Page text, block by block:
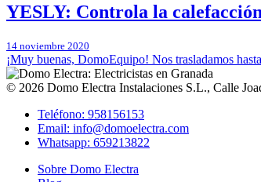
YESLY: Controla la
14 noviembre 2020
¡Muy buenas, DomoEquipo! Nos trasladamos
© 2026 Domo Electra Instalaciones S.L., Calle
Teléfono: 958156153
Email: info@domoelectra.com
Whatsapp: 659213822
Sobre Domo Electra